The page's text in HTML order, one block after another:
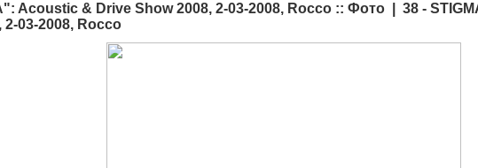
Acoustic & Drive Show 2008, 2-03-2008, Rocco :: Фото | 38 -
2-03-2008, Rocco